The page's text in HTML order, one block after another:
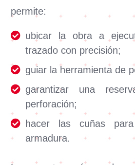
permite:
ubicar la obra a
trazado con precisión;
guiar la herramienta de
garantizar una
perforación;
hacer las cuñas
armadura.